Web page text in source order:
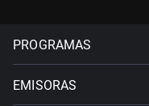
PROGRAMAS
EMISORAS